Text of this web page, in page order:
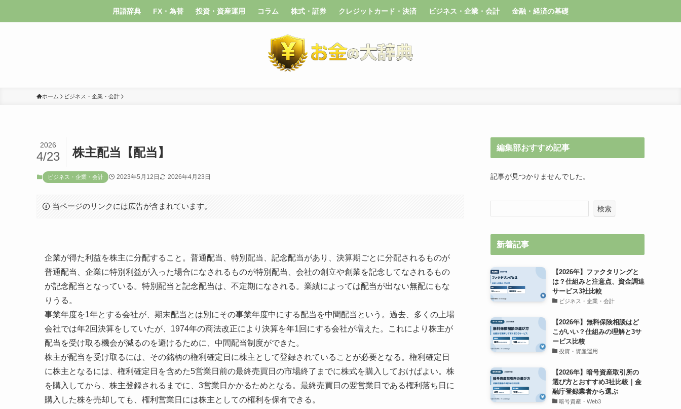
用語辞典 FX・為替 投資・資産運用 コラム 株式・証券 クレジットカード・決済 ビジネス・企業・会計 金融・経済の基礎
ホーム ビジネス・企業・会計
株主配当【配当】
2026
4/23
ビジネス・企業・会計 2023年5月12日 2026年4月23日
当ページのリンクには広告が含まれています。
企業が得た利益を株主に分配すること。普通配当、特別配当、記念配当があり、決算期ごとに分配されるものが
普通配当、企業に特別利益が入った場合になされるものが特別配当、会社の創立や創業を記念してなされるもの
が記念配当となっている。特別配当と記念配当は、不定期になされる。業績によっては配当が出ない無配にもな
りうる。
事業年度を1年とする会社が、期末配当とは別にその事業年度中にする配当を中間配当という。過去、多くの上場
会社では年2回決算をしていたが、1974年の商法改正により決算を年1回にする会社が増えた。これにより株主が
配当を受け取る機会が減るのを避けるために、中間配当制度ができた。
株主が配当を受け取るには、その銘柄の権利確定日に株主として登録されていることが必要となる。権利確定日
に株主となるには、権利確定日を含めた5営業日前の最終売買日の市場終了までに株式を購入しておけばよい。株
を購入してから、株主登録されるまでに、3営業日かかるためとなる。最終売買日の翌営業日である権利落ち日に
購入した株を売却しても、権利営業日には株主としての権利を保有できる。
編集部おすすめ記事
記事が見つかりませんでした。
検索
新着記事
【2026年】ファクタリングと
は？仕組みと注意点、資金調達
サービス3社比較
ビジネス・企業・会計
【2026年】無料保険相談はど
こがいい？仕組みの理解と3サ
ービス比較
投資・資産運用
【2026年】暗号資産取引所の
選び方とおすすめ3社比較｜金
融庁登録業者から選ぶ
暗号資産・Web3